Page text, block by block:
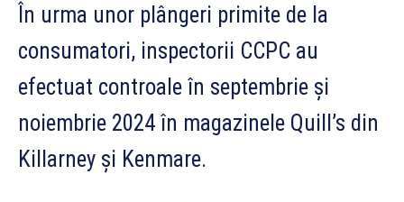
În urma unor plângeri primite de la
consumatori, inspectorii CCPC au
efectuat controale în septembrie și
noiembrie 2024 în magazinele Quill’s din
Killarney și Kenmare.